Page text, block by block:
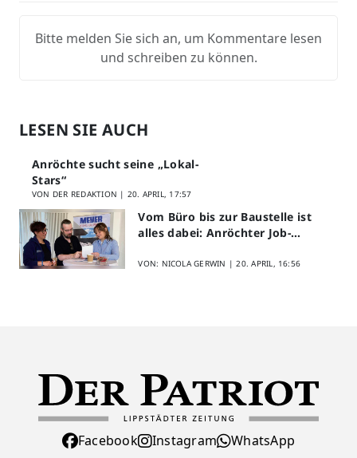
Bitte melden Sie sich an, um Kommentare lesen
und schreiben zu können.
LESEN SIE AUCH
Anröchte sucht seine „Lokal-
Stars“
VON DER REDAKTION | 20. APRIL, 17:57
Vom Büro bis zur Baustelle ist
alles dabei: Anröchter Job-
VON: NICOLA GERWIN |20. APRIL, 16:56
Facebook Instagram WhatsApp